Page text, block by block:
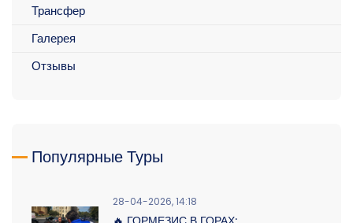
Трансфер
Галерея
Отзывы
Популярные Туры
28-04-2026, 14:18